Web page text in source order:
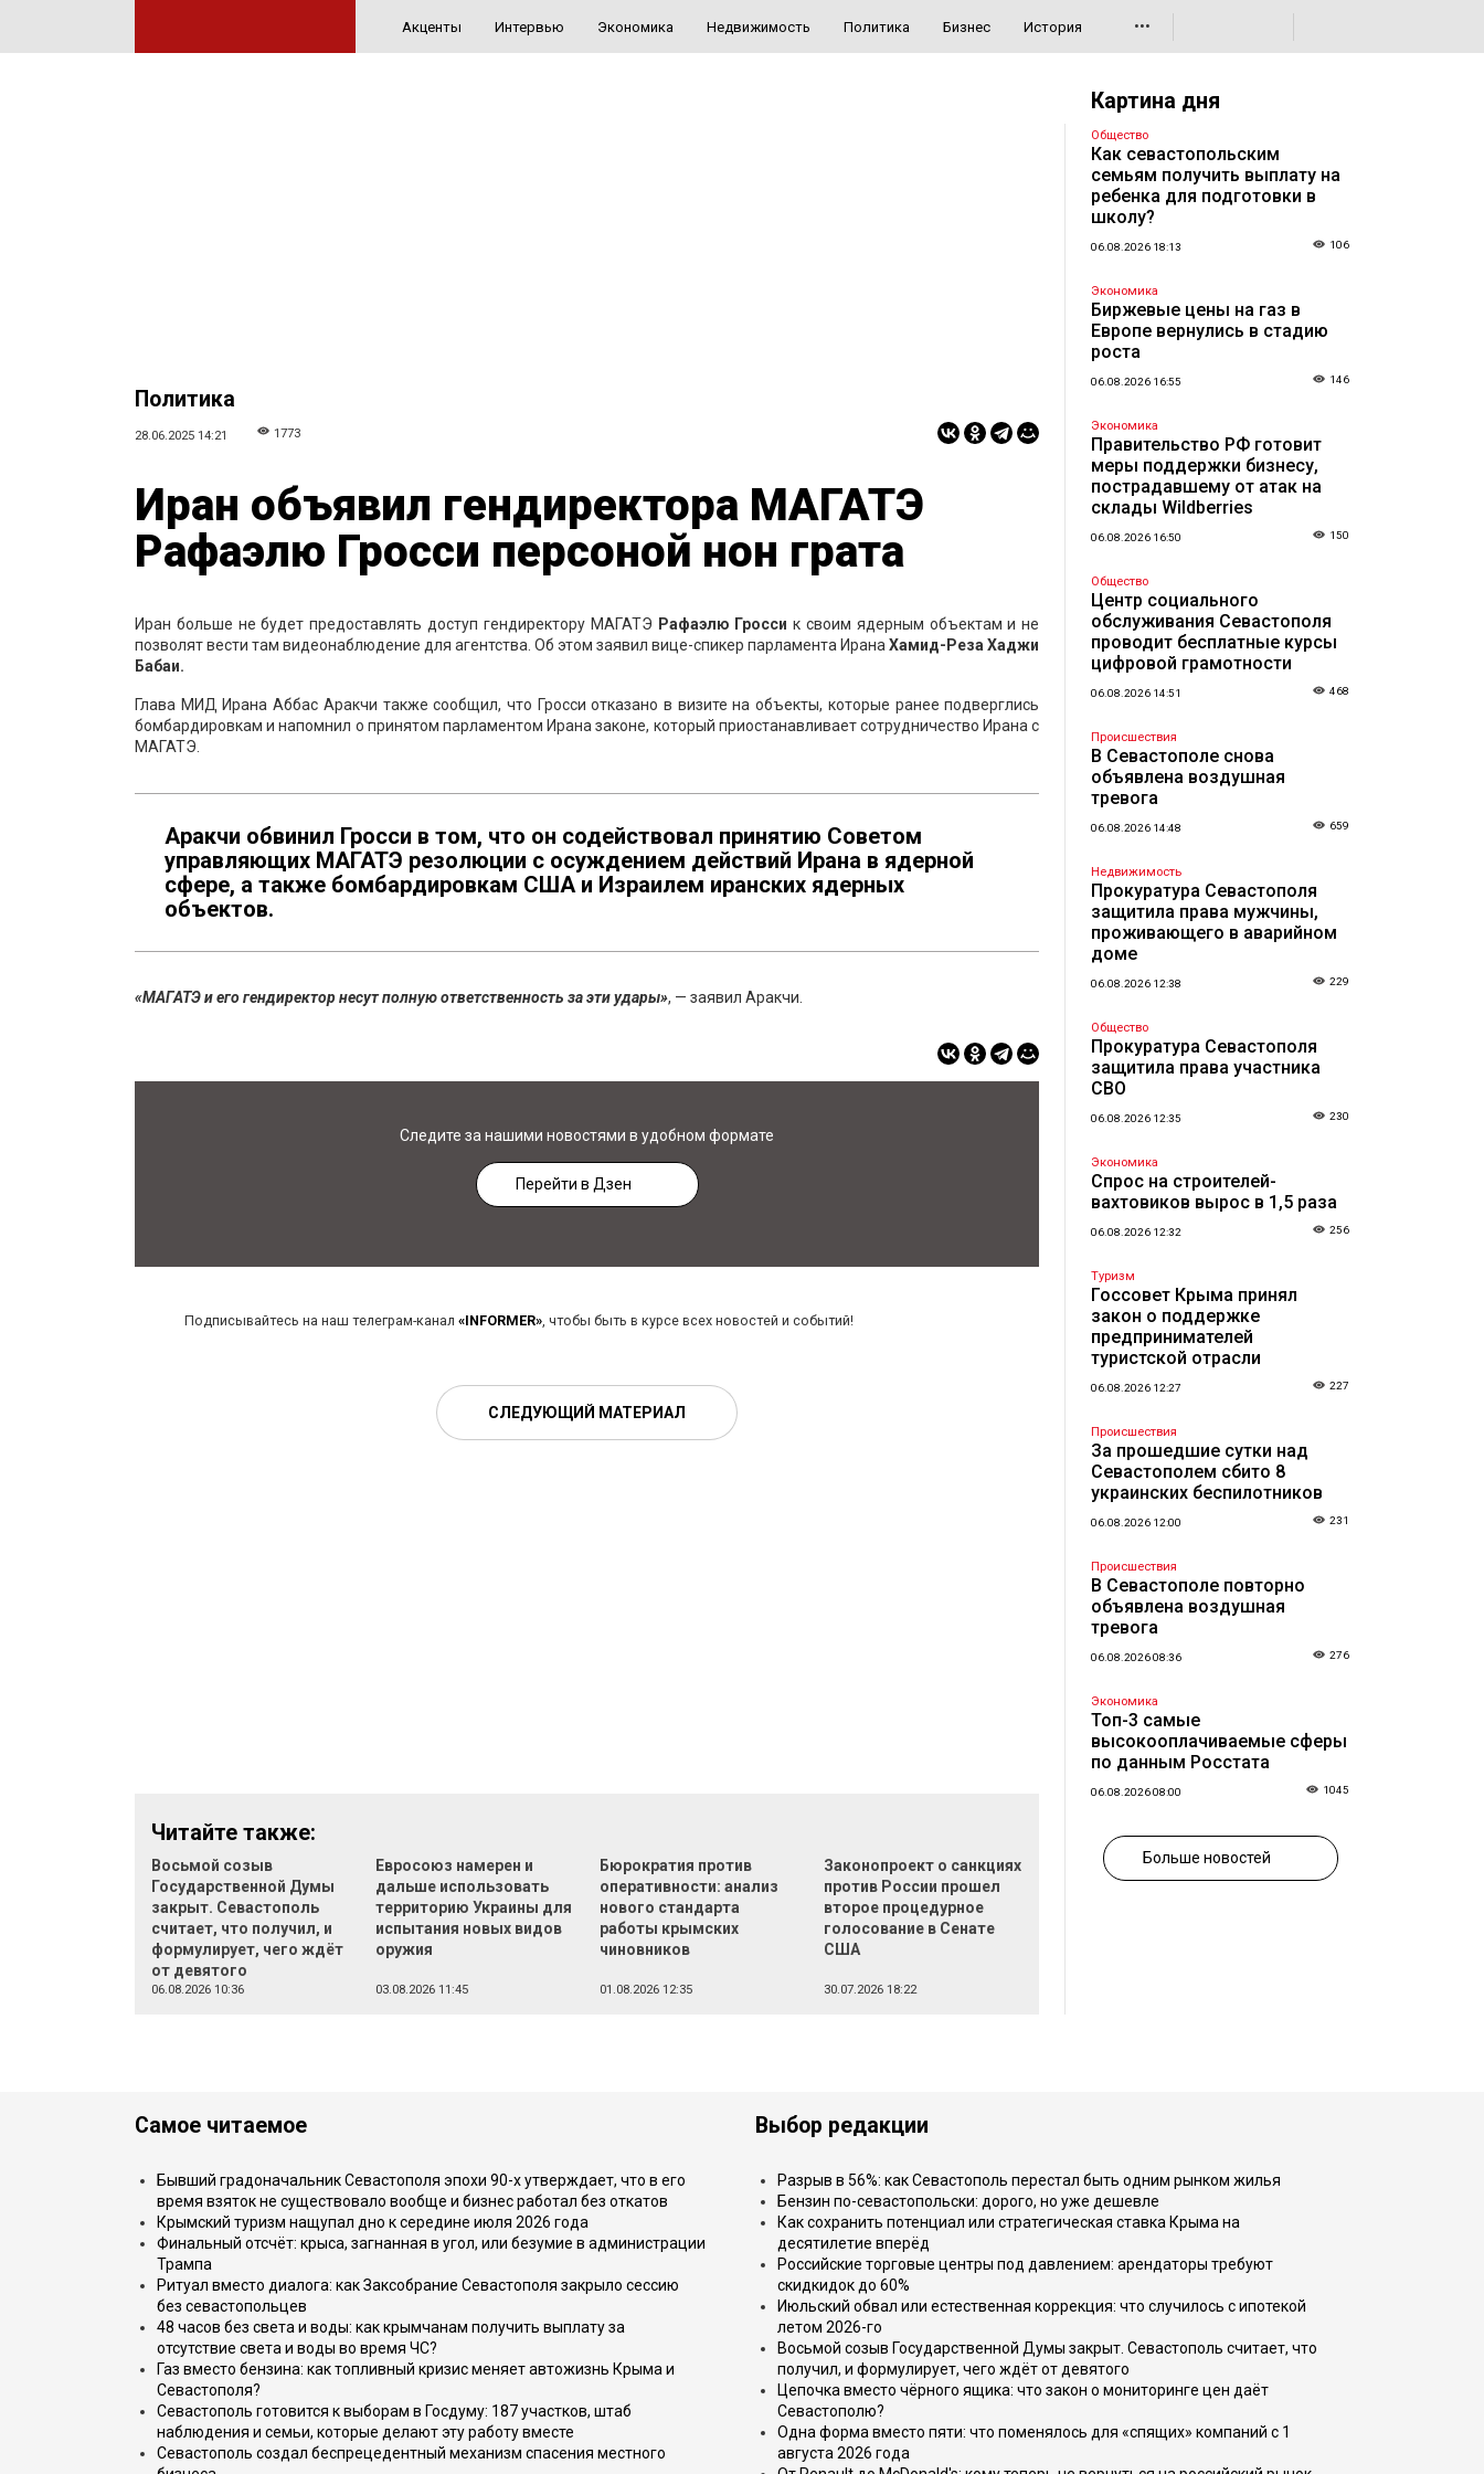
Акценты Интервью Экономика Недвижимость Политика Бизнес История •••
Политика
28.06.2025 14:21 1773
Иран объявил гендиректора МАГАТЭ
Рафаэлю Гросси персоной нон грата
Иран больше не будет предоставлять доступ гендиректору МАГАТЭ Рафаэлю Гроссик своим ядерным объектам и не
позволят вести там видеонаблюдение для агентства. Об этом заявил вице-спикер парламента ИранаХамид-Реза Хаджи
Бабаи.
Глава МИД Ирана Аббас Аракчи также сообщил, что Гросси отказано в визите на объекты, которые ранее подверглись
бомбардировкам и напомнил о принятом парламентом Ирана законе, который приостанавливает сотрудничество Ирана с
МАГАТЭ.
Аракчи обвинил Гросси в том, что он содействовал принятию Советом
управляющих МАГАТЭ резолюции с осуждением действий Ирана в ядерной
сфере, а также бомбардировкам США и Израилем иранских ядерных
объектов.
«МАГАТЭ и его гендиректор несут полную ответственность за эти удары», — заявил Аракчи.
Следите за нашими новостями в удобном формате
Перейти в Дзен
Подписывайтесь на наш телеграм-канал «INFORMER», чтобы быть в курсе всех новостей и событий!
СЛЕДУЮЩИЙ МАТЕРИАЛ
Читайте также:
Восьмой созыв
Государственной Думы
закрыт. Севастополь
считает, что получил, и
формулирует, чего ждёт
от девятого
06.08.2026 10:36
Евросоюз намерен и
дальше использовать
территорию Украины для
испытания новых видов
оружия
03.08.2026 11:45
Бюрократия против
оперативности: анализ
нового стандарта
работы крымских
чиновников
01.08.2026 12:35
Законопроект о санкциях
против России прошел
второе процедурное
голосование в Сенате
США
30.07.2026 18:22
Картина дня
Общество
Как севастопольским
семьям получить выплату на
ребенка для подготовки в
школу?
06.08.2026 18:13 106
Экономика
Биржевые цены на газ в
Европе вернулись в стадию
роста
06.08.2026 16:55 146
Экономика
Правительство РФ готовит
меры поддержки бизнесу,
пострадавшему от атак на
склады Wildberries
06.08.2026 16:50 150
Общество
Центр социального
обслуживания Севастополя
проводит бесплатные курсы
цифровой грамотности
06.08.2026 14:51 468
Происшествия
В Севастополе снова
объявлена воздушная
тревога
06.08.2026 14:48 659
Недвижимость
Прокуратура Севастополя
защитила права мужчины,
проживающего в аварийном
доме
06.08.2026 12:38 229
Общество
Прокуратура Севастополя
защитила права участника
СВО
06.08.2026 12:35 230
Экономика
Спрос на строителей-
вахтовиков вырос в 1,5 раза
06.08.2026 12:32 256
Туризм
Госсовет Крыма принял
закон о поддержке
предпринимателей
туристской отрасли
06.08.2026 12:27 227
Происшествия
За прошедшие сутки над
Севастополем сбито 8
украинских беспилотников
06.08.2026 12:00 231
Происшествия
В Севастополе повторно
объявлена воздушная
тревога
06.08.2026 08:36 276
Экономика
Топ-3 самые
высокооплачиваемые сферы
по данным Росстата
06.08.2026 08:00 1045
Больше новостей
Самое читаемое
Бывший градоначальник Севастополя эпохи 90-х утверждает, что в его
время взяток не существовало вообще и бизнес работал без откатов
Крымский туризм нащупал дно к середине июля 2026 года
Финальный отсчёт: крыса, загнанная в угол, или безумие в администрации
Трампа
Ритуал вместо диалога: как Заксобрание Севастополя закрыло сессию
без севастопольцев
48 часов без света и воды: как крымчанам получить выплату за
отсутствие света и воды во время ЧС?
Газ вместо бензина: как топливный кризис меняет автожизнь Крыма и
Севастополя?
Севастополь готовится к выборам в Госдуму: 187 участков, штаб
наблюдения и семьи, которые делают эту работу вместе
Севастополь создал беспрецедентный механизм спасения местного
Выбор редакции
Разрыв в 56%: как Севастополь перестал быть одним рынком жилья
Бензин по-севастопольски: дорого, но уже дешевле
Как сохранить потенциал или стратегическая ставка Крыма на
десятилетие вперёд
Российские торговые центры под давлением: арендаторы требуют
скидкидок до 60%
Июльский обвал или естественная коррекция: что случилось с ипотекой
летом 2026-го
Восьмой созыв Государственной Думы закрыт. Севастополь считает, что
получил, и формулирует, чего ждёт от девятого
Цепочка вместо чёрного ящика: что закон о мониторинге цен даёт
Севастополю?
Одна форма вместо пяти: что поменялось для «спящих» компаний с 1
августа 2026 года